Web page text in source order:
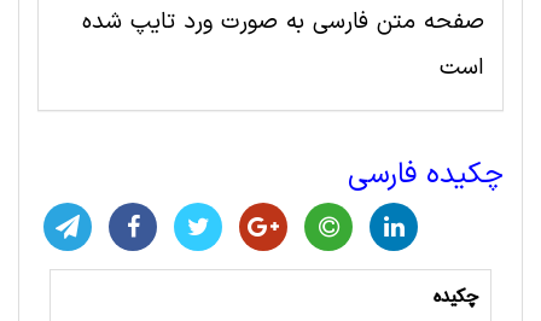
صفحه متن فارسی به صورت ورد تایپ شده
است
چکیده فارسی
چکیده